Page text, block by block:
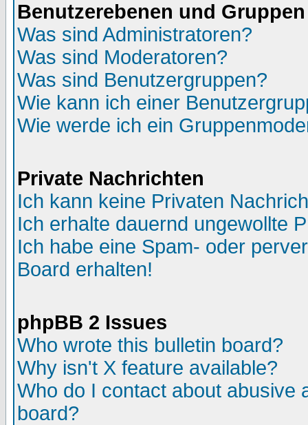
Benutzerebenen und Gruppen
Was sind Administratoren?
Was sind Moderatoren?
Was sind Benutzergruppen?
Wie kann ich einer
Wie werde ich ein
Private Nachrichten
Ich kann keine Privaten
Ich erhalte dauernd ungewollte
Ich habe eine Spam- oder
Board erhalten!
phpBB 2 Issues
Who wrote this bulletin board?
Why isn't X feature available?
Who do I contact about abusive
board?